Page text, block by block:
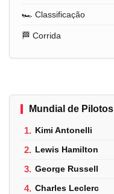
🏎️ Classificação
🏁 Corrida
Mundial de Pilotos
1. Kimi Antonelli
2. Lewis Hamilton
3. George Russell
4. Charles Leclerc